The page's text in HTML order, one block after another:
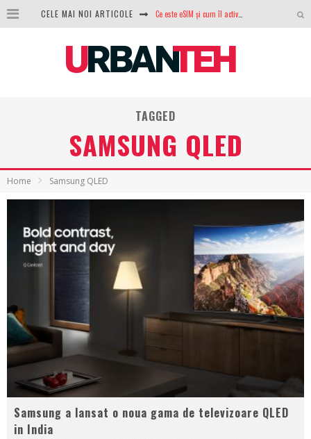
CELE MAI NOI ARTICOLE Ce este eSIM și cum îl activezi pe telefon? Ghid complet pentru Android și iPhone
Analiza producției fotovoltaice în România – cât produce un sistem solar pe timp de iarnă?
TAGGED
SAMSUNG QLED
Home Samsung QLED
Samsung a lansat o noua gama de televizoare QLED
in India